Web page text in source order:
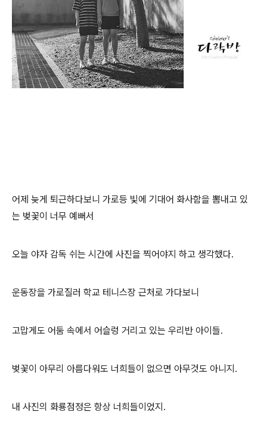
어제 늦게 퇴근하다보니 가로등 빛에 기대어 화사함을 뽐내고 있
는 벚꽃이 너무 예뻐서
오늘 야자 감독 쉬는 시간에 사진을 찍어야지 하고 생각했다.
운동장을 가로질러 학교 테니스장 근처로 가다보니
고맙게도 어둠 속에서 어슬렁 거리고 있는 우리반 아이들.
벚꽃이 아무리 아름다워도 너희들이 없으면 아무것도 아니지.
내 사진의 화룡점정은 항상 너희들이었지.